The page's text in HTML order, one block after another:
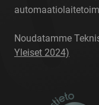
Noudatamme
Yleiset 2024)